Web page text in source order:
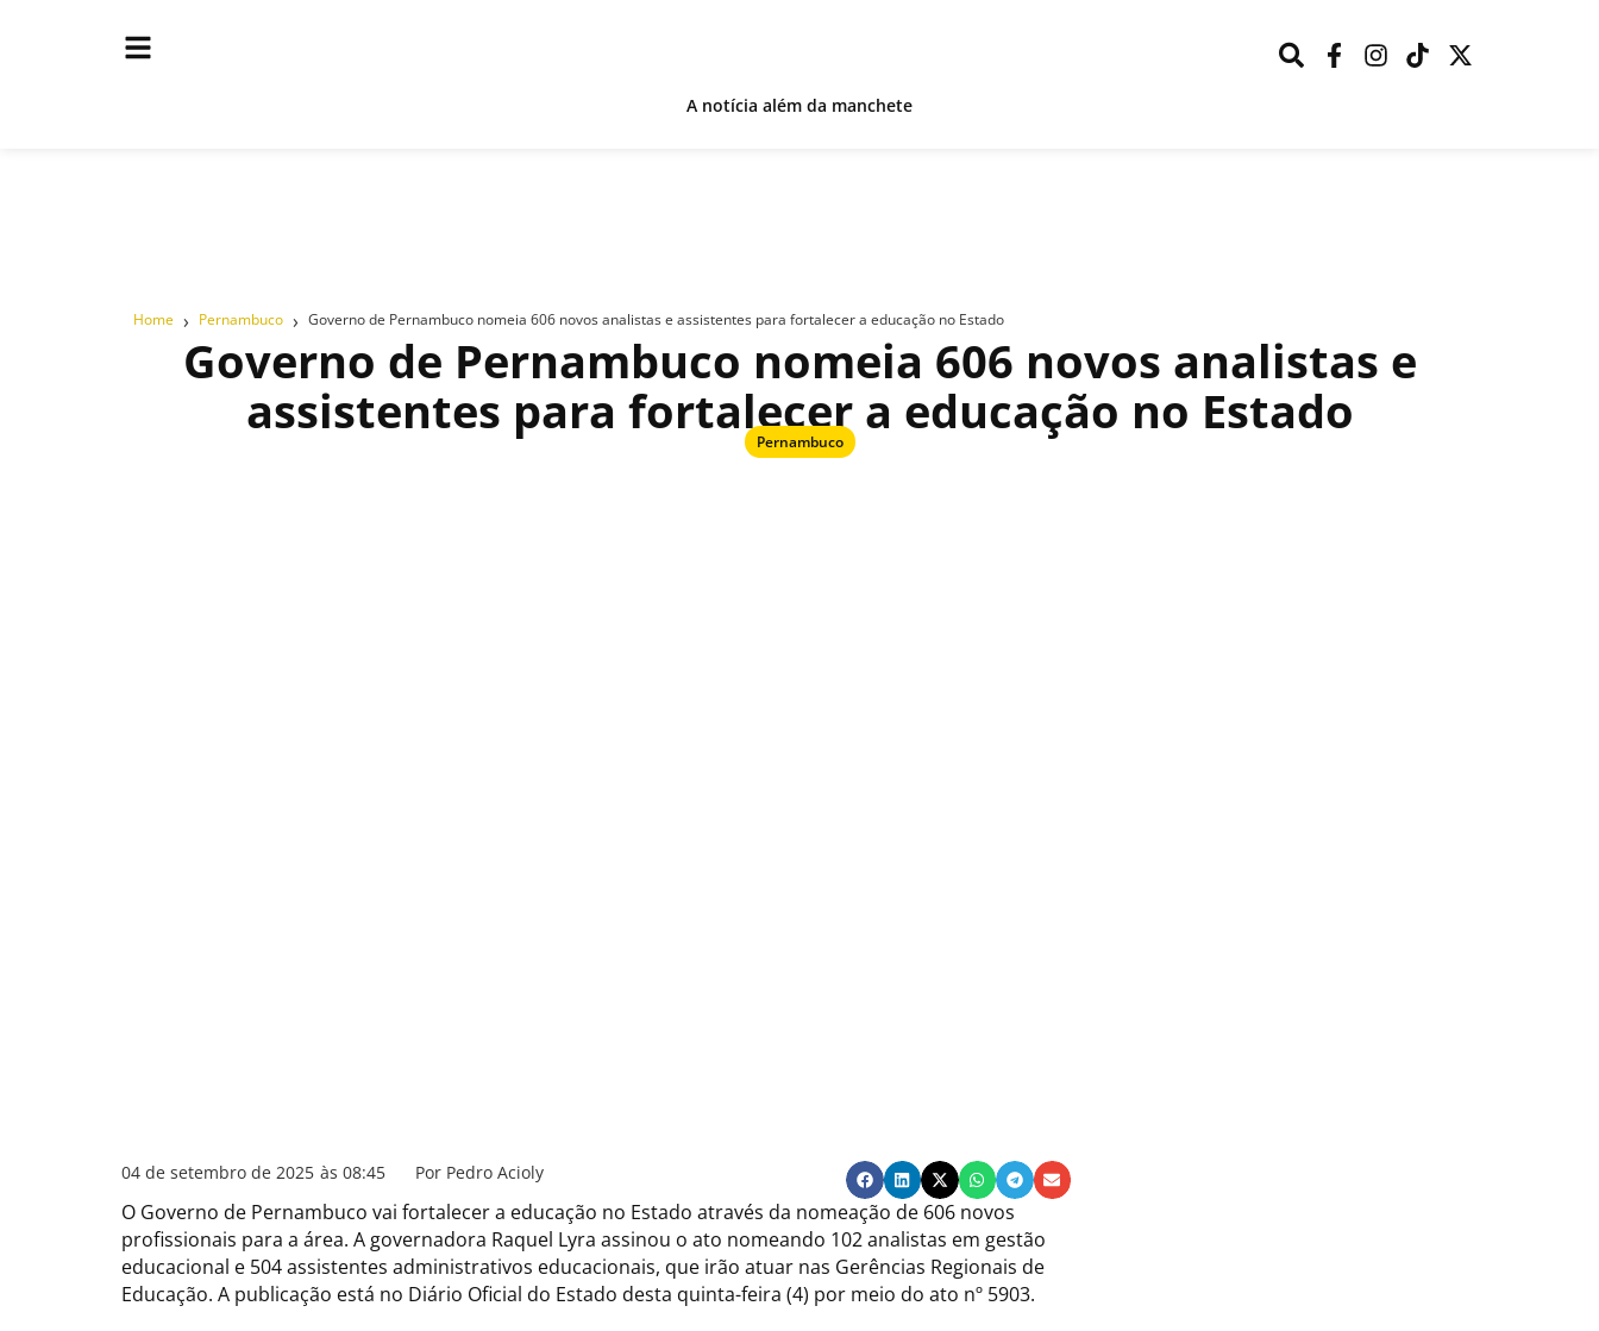
A notícia além da manchete
Home › Pernambuco › Governo de Pernambuco nomeia 606 novos analistas e assistentes para fortalecer a educação no Estado
Governo de Pernambuco nomeia 606 novos analistas e
assistentes para fortalecer a educação no Estado
Pernambuco
04 de setembro de 2025 às 08:45 Por Pedro Acioly
O Governo de Pernambuco vai fortalecer a educação no Estado através da nomeação de 606 novos
profissionais para a área. A governadora Raquel Lyra assinou o ato nomeando 102 analistas em gestão
educacional e 504 assistentes administrativos educacionais, que irão atuar nas Gerências Regionais de
Educação. A publicação está no Diário Oficial do Estado desta quinta-feira (4) por meio do ato nº 5903.